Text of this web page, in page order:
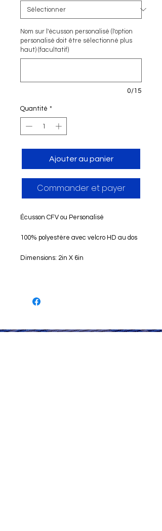
Nom sur l'écusson personalisé (l'option
personalisé doit être sélectionné plus
haut) (facultatif)
0/15
Quantité *
Ajouter au panier
Commander et payer
Écusson CFV ou Personalisé
100% polyestère avec velcro HD au dos
Dimensions: 2in X 6in